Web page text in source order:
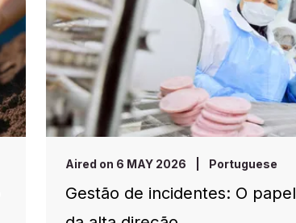
Aired on 6 MAY 2026 Portuguese
Gestão de incidentes: O papel